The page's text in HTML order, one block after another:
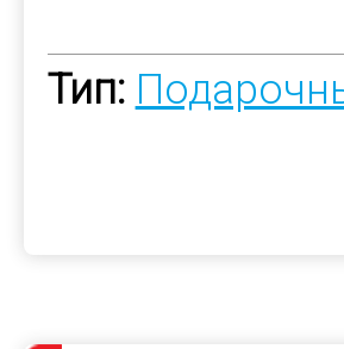
Тип: